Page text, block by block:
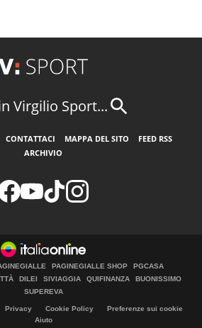
Virgilio Sport...
CONTATTACI MAPPA DEL SITO
FEED RSS
ARCHIVIO
PAGINEGIALLE SHOP
PGCASA
DILEI SIVIAGGIA QUIFINANZA
BUONISSIMO
SUPEREVA
Privacy Cookie Policy
Preferenze sui cookie
Aiuto